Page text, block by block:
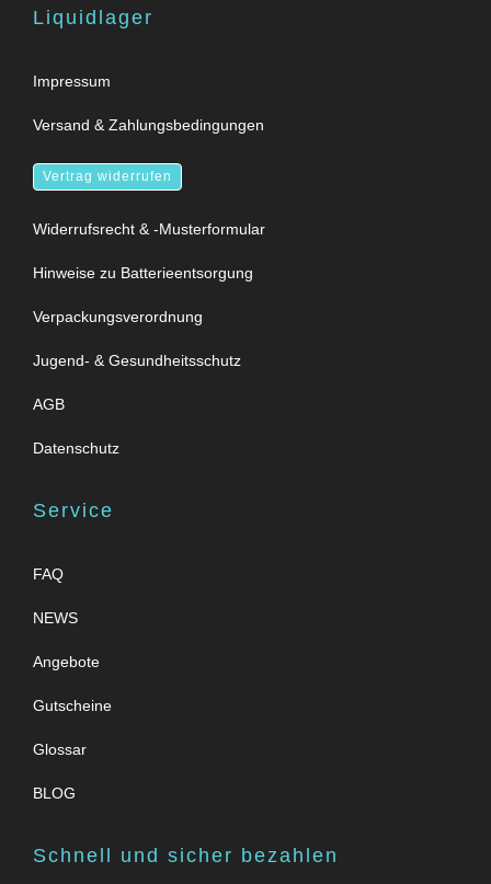
Liquidlager
Impressum
Versand & Zahlungsbedingungen
Vertrag widerrufen
Widerrufsrecht & -Musterformular
Hinweise zu Batterieentsorgung
Verpackungsverordnung
Jugend- & Gesundheitsschutz
AGB
Datenschutz
Service
FAQ
NEWS
Angebote
Gutscheine
Glossar
BLOG
Schnell und sicher bezahlen